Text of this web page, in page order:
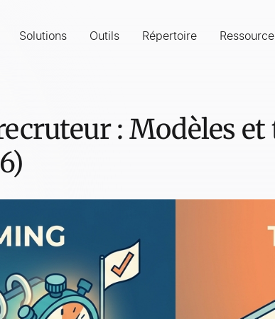
Solutions Outils Répertoire
: Modèles